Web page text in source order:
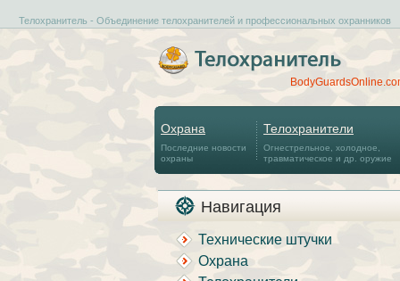
Телохранитель - Объединение телохранителей и профессиональных охранников
Охрана
Последние новости
охраны
Телохранители
Огнестрельное, холодное,
травматическое и др. оружие
Навигация
Технические штучки
Охрана